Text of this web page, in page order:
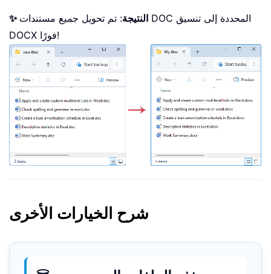
✨ النتيجة: تم تحويل جميع مستندات DOC المحددة إلى تنسيق
DOCX فورًا!
شرح الخيارات الأخرى